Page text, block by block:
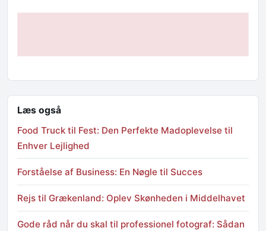
Læs også
Food Truck til Fest: Den Perfekte Madoplevelse til
Enhver Lejlighed
Forståelse af Business: En Nøgle til Succes
Rejs til Grækenland: Oplev Skønheden i Middelhavet
Gode råd når du skal til professionel fotograf: Sådan